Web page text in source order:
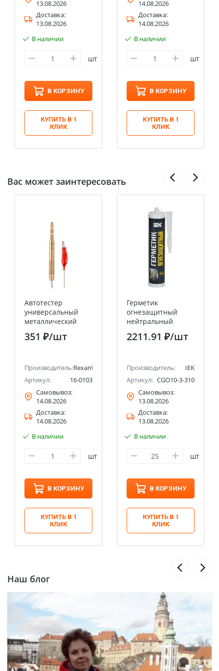
13.08.2026
Доставка:
13.08.2026
В наличии
шт
В КОРЗИНУ
КУПИТЬ В 1
КЛИК
14.08.2026
Доставка:
14.08.2026
В наличии
шт
В КОРЗИНУ
КУПИТЬ В 1
КЛИК
Вас может заинтересовать
Автотестер
универсальный
металлический
REXANT
351 ₽/шт
Производитель:Rexant
Артикул:
16-0103
Самовывоз:
14.08.2026
Доставка:
14.08.2026
В наличии
шт
В КОРЗИНУ
КУПИТЬ В 1
КЛИК
Герметик
огнезащитный
нейтральный
силиконовый
ИНЗАГЕРМ ХПС
2211.91 ₽/шт
Производитель:
IEK
Артикул: CGO10-3-310
Самовывоз:
13.08.2026
Доставка:
13.08.2026
В наличии
шт
В КОРЗИНУ
КУПИТЬ В 1
КЛИК
Наш блог